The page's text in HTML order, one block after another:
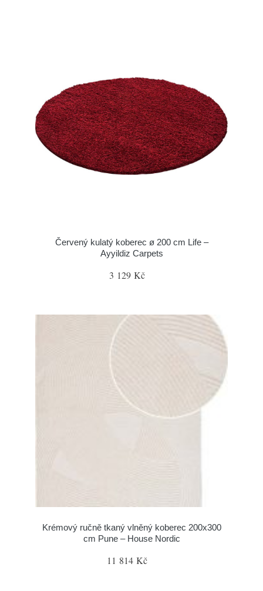
Červený kulatý koberec ø 200 cm Life –
Ayyildiz Carpets
3 129 Kč
Krémový ručně tkaný vlněný koberec 200x300
cm Pune – House Nordic
11 814 Kč